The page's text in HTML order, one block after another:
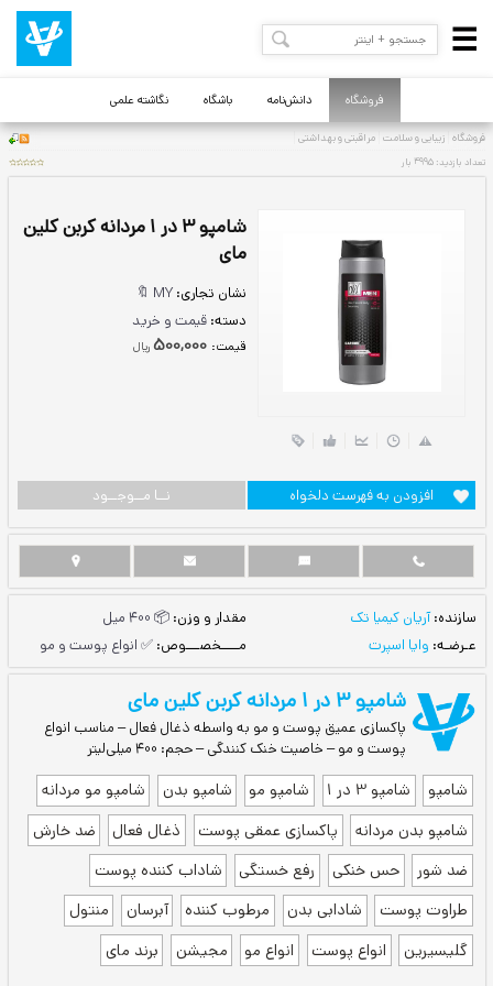
فروشگاه دانش‌نامه باشگاه نگاشته علمی
شامپو ۳ در ۱ مردانه کربن کلین
مای
دسته:
قيمت: 500,000 ريال
دلخواه نــا مــوجــود
مقدار و وزن:📦 400 میل
مــــخصـــوص:✅ انواع پوست و مو